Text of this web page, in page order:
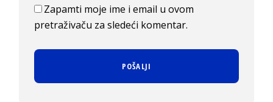
Zapamti moje ime i email u ovom
pretraživaču za sledeći komentar.